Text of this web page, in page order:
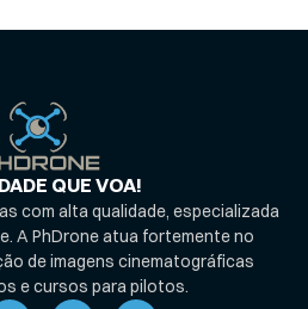
QUE VOA!
com alta qualidade, especializada
A PhDrone atua fortemente no
de imagens cinematográficas
e cursos para pilotos.